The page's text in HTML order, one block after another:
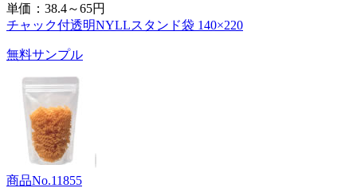
単価： 38.4～65円
チャック付透明NYLLスタンド袋 140×220
無料サンプル
商品No.11855